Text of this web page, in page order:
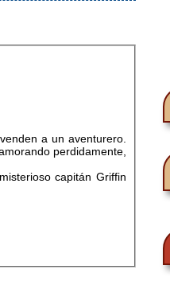
a un aventurero.
perdidamente,
capitán Griffin